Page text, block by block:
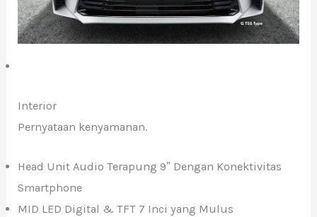
Interior
Pernyataan kenyamanan.
Head Unit Audio Terapung 9″ Dengan Konektivitas
Smartphone
MID LED Digital & TFT 7 Inci yang Mulus